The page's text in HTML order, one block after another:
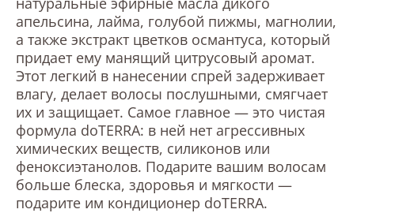
апельсина, лайма, голубой пижмы, магнолии,
а также экстракт цветков османтуса, который
придает ему манящий цитрусовый аромат.
Этот легкий в нанесении спрей задерживает
влагу, делает волосы послушными, смягчает
их и защищает. Самое главное — это чистая
формула doTERRA: в ней нет агрессивных
химических веществ, силиконов или
феноксиэтанолов. Подарите вашим волосам
больше блеска, здоровья и мягкости —
подарите им кондиционер doTERRA.